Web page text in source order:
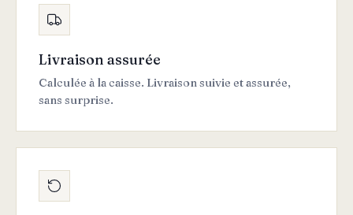
Livraison assurée
Calculée à la caisse. Livraison suivie et assurée,
sans surprise.